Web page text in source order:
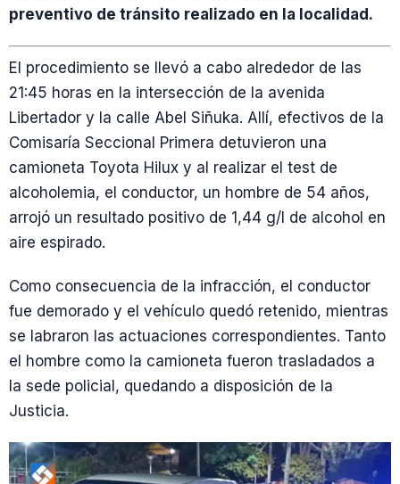
preventivo de tránsito realizado en la localidad.
El procedimiento se llevó a cabo alrededor de las
21:45 horas en la intersección de la avenida
Libertador y la calle Abel Siñuka. Allí, efectivos de la
Comisaría Seccional Primera detuvieron una
camioneta Toyota Hilux y al realizar el test de
alcoholemia, el conductor, un hombre de 54 años,
arrojó un resultado positivo de 1,44 g/l de alcohol en
aire espirado.
Como consecuencia de la infracción, el conductor
fue demorado y el vehículo quedó retenido, mientras
se labraron las actuaciones correspondientes. Tanto
el hombre como la camioneta fueron trasladados a
la sede policial, quedando a disposición de la
Justicia.